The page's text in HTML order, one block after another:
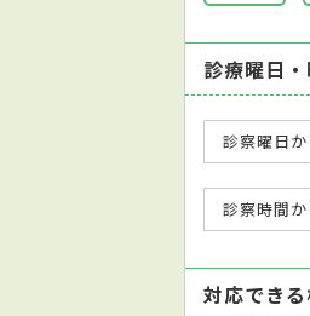
診療曜日
診察曜日
診察時間
対応でき